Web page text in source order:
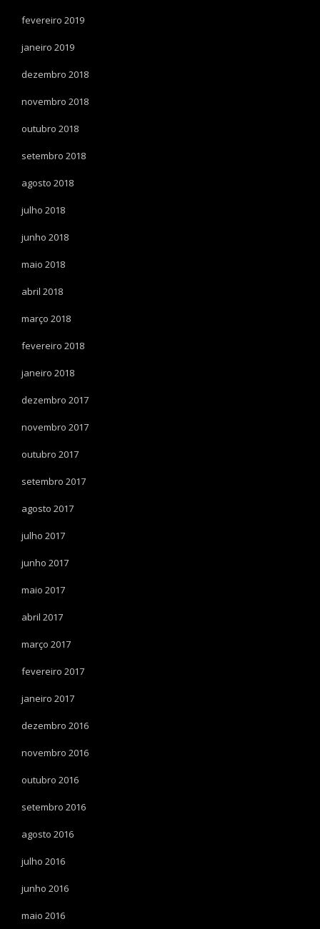
fevereiro 2019
janeiro 2019
dezembro 2018
novembro 2018
outubro 2018
setembro 2018
agosto 2018
julho 2018
junho 2018
maio 2018
abril 2018
março 2018
fevereiro 2018
janeiro 2018
dezembro 2017
novembro 2017
outubro 2017
setembro 2017
agosto 2017
julho 2017
junho 2017
maio 2017
abril 2017
março 2017
fevereiro 2017
janeiro 2017
dezembro 2016
novembro 2016
outubro 2016
setembro 2016
agosto 2016
julho 2016
junho 2016
maio 2016